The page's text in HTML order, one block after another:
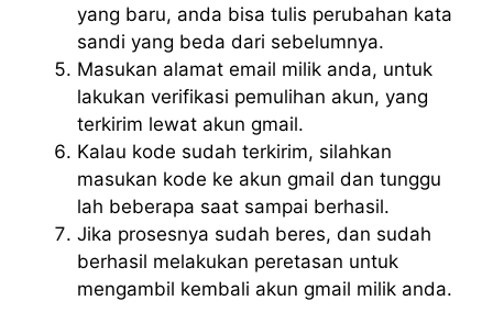
yang baru, anda bisa tulis perubahan kata
sandi yang beda dari sebelumnya.
Masukan alamat email milik anda, untuk
lakukan verifikasi pemulihan akun, yang
terkirim lewat akun gmail.
Kalau kode sudah terkirim, silahkan
masukan kode ke akun gmail dan tunggu
lah beberapa saat sampai berhasil.
Jika prosesnya sudah beres, dan sudah
berhasil melakukan peretasan untuk
mengambil kembali akun gmail milik anda.